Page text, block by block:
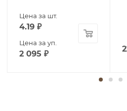
Цена за шт.
4.19 ₽
Цена за уп.
2 095 ₽